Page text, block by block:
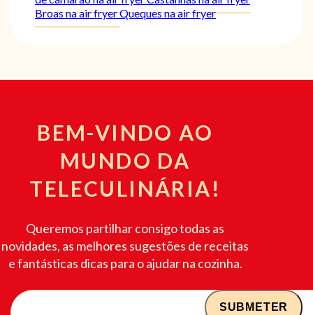
Broas na air fryerQueques na air fryer
BEM-VINDO AO
MUNDO DA
TELECULINÁRIA!
Queremos partilhar consigo todas as
novidades, as melhores sugestões de receitas
e fantásticas dicas para o ajudar na cozinha.